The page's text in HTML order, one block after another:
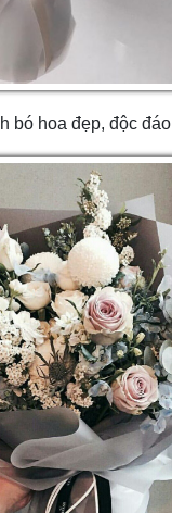
bó hoa đẹp, độc đáo